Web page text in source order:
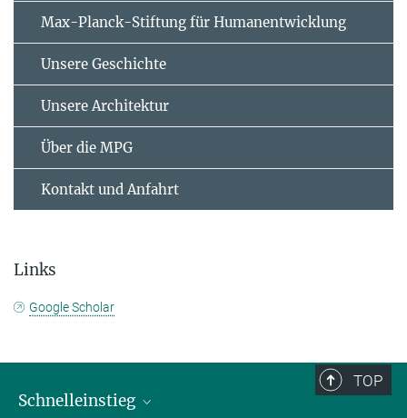
Max-Planck-Stiftung für Humanentwicklung
Unsere Geschichte
Unsere Architektur
Über die MPG
Kontakt und Anfahrt
Links
Google Scholar
TOP
Schnelleinstieg